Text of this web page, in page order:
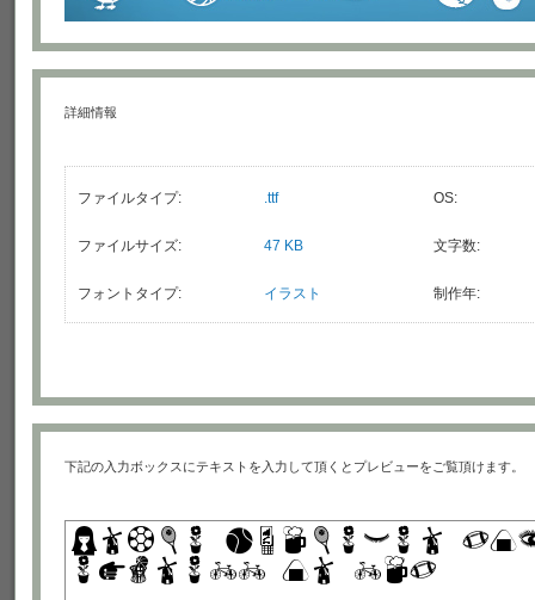
詳細情報
ファイルタイプ: .ttf OS:
ファイルサイズ: 47 KB 文字数:
フォントタイプ: イラスト 制作年:
下記の入力ボックスにテキストを入力して頂くとプレビューをご覧頂けます。